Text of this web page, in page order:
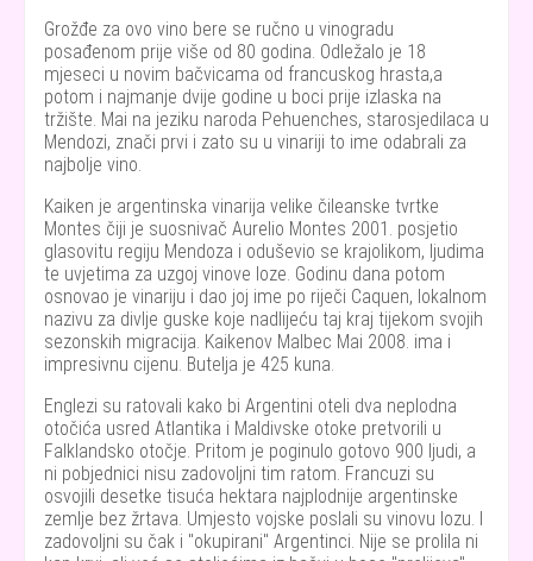
Grožđe za ovo vino bere se ručno u vinogradu
posađenom prije više od 80 godina. Odležalo je 18
mjeseci u novim bačvicama od francuskog hrasta,a
potom i najmanje dvije godine u boci prije izlaska na
tržište. Mai na jeziku naroda Pehuenches, starosjedilaca u
Mendozi, znači prvi i zato su u vinariji to ime odabrali za
najbolje vino.
Kaiken je argentinska vinarija velike čileanske tvrtke
Montes čiji je suosnivač Aurelio Montes 2001. posjetio
glasovitu regiju Mendoza i oduševio se krajolikom, ljudima
te uvjetima za uzgoj vinove loze. Godinu dana potom
osnovao je vinariju i dao joj ime po riječi Caquen, lokalnom
nazivu za divlje guske koje nadlijeću taj kraj tijekom svojih
sezonskih migracija. Kaikenov Malbec Mai 2008. ima i
impresivnu cijenu. Butelja je 425 kuna.
Englezi su ratovali kako bi Argentini oteli dva neplodna
otočića usred Atlantika i Maldivske otoke pretvorili u
Falklandsko otočje. Pritom je poginulo gotovo 900 ljudi, a
ni pobjednici nisu zadovoljni tim ratom. Francuzi su
osvojili desetke tisuća hektara najplodnije argentinske
zemlje bez žrtava. Umjesto vojske poslali su vinovu lozu. I
zadovoljni su čak i "okupirani" Argentinci. Nije se prolila ni